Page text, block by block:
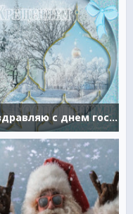
Поздравляю с днем господнего крещения